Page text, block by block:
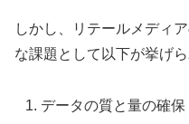
しかし、リテールメディ
な課題として以下が挙げら
データの質と量の確保